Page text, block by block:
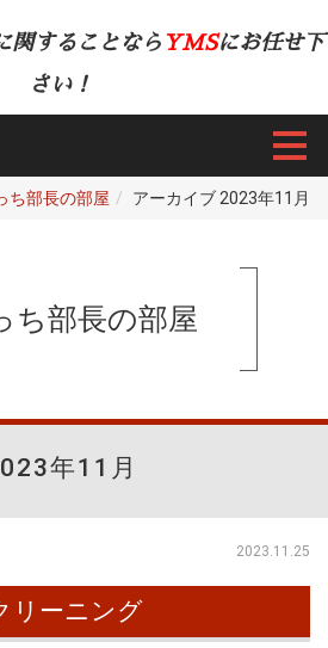
関することなら YMSにお任せ下
さい！
ち部長の部屋 アーカイブ 2023年11月
ち部長の部屋
年11月
2023.11.25
リーニング